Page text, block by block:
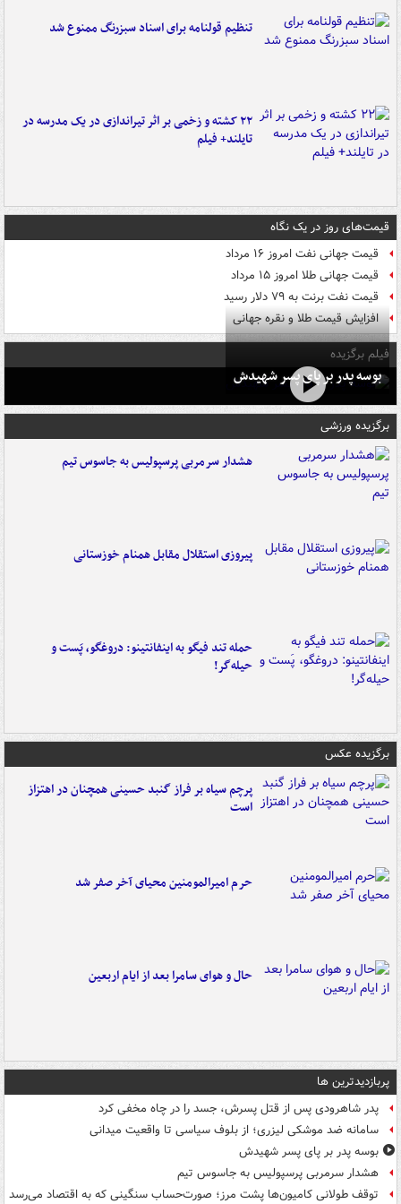
تنظیم قولنامه برای اسناد سبزرنگ ممنوع شد
۲۲ کشته و زخمی بر اثر تیراندازی در یک مدرسه در
تایلند+ فیلم
قیمت‌های روز در یک نگاه
قیمت جهانی نفت امروز ۱۶ مرداد
قیمت جهانی طلا امروز ۱۵ مرداد
قیمت نفت برنت به ۷۹ دلار رسید
افزایش قیمت طلا و نقره جهانی
فیلم برگزیده
بوسه‌ پدر بر پای پسر شهیدش
برگزیده ورزشی
هشدار سرمربی پرسپولیس به جاسوس تیم
پیروزی استقلال مقابل همنام خوزستانی
حمله تند فیگو به اینفانتینو: دروغگو، پَست‌ و
حیله‌گر!
برگزیده عکس
پرچم سیاه بر فراز گنبد حسینی همچنان در اهتزاز
است
حرم امیرالمومنین محیای آخر صفر شد
حال و هوای سامرا بعد از ایام اربعین
پربازدیدترین ها
پدر شاهرودی پس از قتل پسرش، جسد را در چاه مخفی کرد
سامانه ضد موشکی لیزری؛ از بلوف سیاسی تا واقعیت میدانی
بوسه‌ پدر بر پای پسر شهیدش
هشدار سرمربی پرسپولیس به جاسوس تیم
توقف طولانی کامیون‌ها پشت مرز؛ صورت‌حساب سنگینی که به اقتصاد می‌رسد